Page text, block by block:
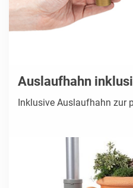
Auslaufhahn
Inklusive Auslaufhahn zur